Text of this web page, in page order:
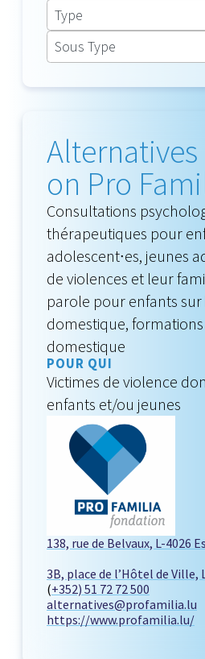
Type
16
results
available
Sous Type
30
results
available
on Pro
Consultations
thérapeutiques pour
adolescent∙es, jeunes
de violences et leur
parole pour enfants
domestique,
domestique
POUR QUI
Victimes de violence
enfants et/ou jeunes
138, rue de Belvaux, L-4026
3B, place de l’Hôtel de
(+352) 51 72 72 500
alternatives@profamilia.lu
https://www.profamilia.lu/